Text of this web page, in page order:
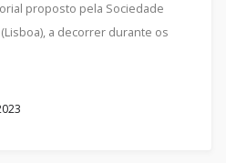
proposto pela Sociedade
a decorrer durante os